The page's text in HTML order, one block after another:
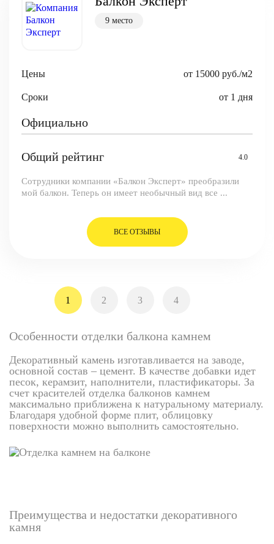
9 место
Цены от 15000 руб./м2
Сроки от 1 дня
Официально
Общий рейтинг 4.0
Сотрудники компании «Балкон Эксперт» преобразили
мой балкон. Теперь он имеет необычный вид все ...
ВСЕ ОТЗЫВЫ
1 2 3 4
Особенности отделки балкона камнем
Декоративный камень изготавливается на заводе,
основной состав – цемент. В качестве добавки идет
песок, керамзит, наполнители, пластификаторы. За
счет красителей отделка балконов камнем
максимально приближена к натуральному материалу.
Благодаря удобной форме плит, облицовку
поверхности можно выполнить самостоятельно.
Преимущества и недостатки декоративного
камня